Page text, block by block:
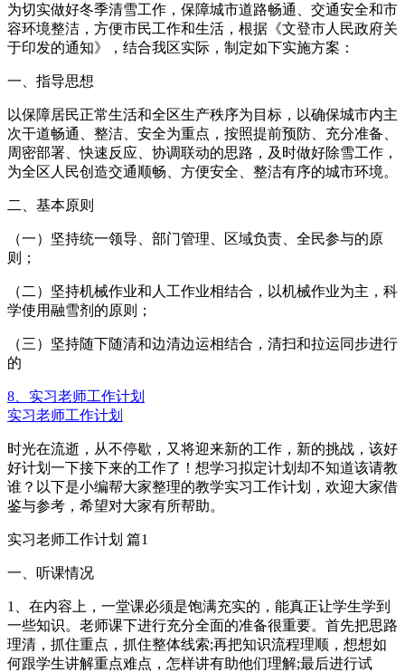
为切实做好冬季清雪工作，保障城市道路畅通、交通安全和市
容环境整洁，方便市民工作和生活，根据《文登市人民政府关
于印发的通知》，结合我区实际，制定如下实施方案：
一、指导思想
以保障居民正常生活和全区生产秩序为目标，以确保城市内主
次干道畅通、整洁、安全为重点，按照提前预防、充分准备、
周密部署、快速反应、协调联动的思路，及时做好除雪工作，
为全区人民创造交通顺畅、方便安全、整洁有序的城市环境。
二、基本原则
（一）坚持统一领导、部门管理、区域负责、全民参与的原
则；
（二）坚持机械作业和人工作业相结合，以机械作业为主，科
学使用融雪剂的原则；
（三）坚持随下随清和边清边运相结合，清扫和拉运同步进行
的
8、实习老师工作计划
实习老师工作计划
时光在流逝，从不停歇，又将迎来新的工作，新的挑战，该好
好计划一下接下来的工作了！想学习拟定计划却不知道该请教
谁？以下是小编帮大家整理的教学实习工作计划，欢迎大家借
鉴与参考，希望对大家有所帮助。
实习老师工作计划 篇1
一、听课情况
1、在内容上，一堂课必须是饱满充实的，能真正让学生学到
一些知识。老师课下进行充分全面的准备很重要。首先把思路
理清，抓住重点，抓住整体线索;再把知识流程理顺，想想如
何跟学生讲解重点难点，怎样讲有助他们理解;最后进行试